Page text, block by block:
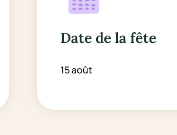
Date de la fête
15 août